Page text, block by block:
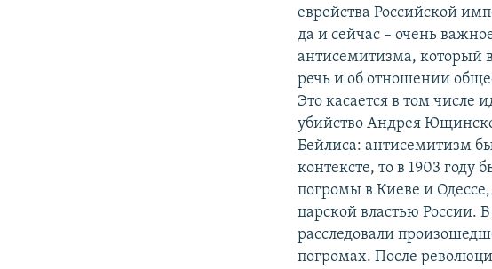
еврейства Российской
да и сейчас – очень
антисемитизма, который
речь и об отношении
Это касается в том числе
убийство Андрея
Бейлиса: антисемитизм
контексте, то в 1903
погромы в Киеве и
царской властью России.
расследовали
погромах. После